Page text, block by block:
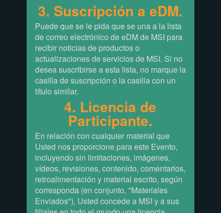
3. Suscripción a eDM.
Puede que se le pida que se una a la lista
de correo electrónico de eDM de MSI para
recibir noticias de productos o
actualizaciones de servicios de MSI. Si no
desea suscribirse a esta lista, no marque la
casilla de suscripción o la casilla con un
título similar.
4. Licencia de
Participante.
En relación con cualquier material que
Usted nos proporcione para este Evento,
incluyendo sin limitaciones, imágenes,
vídeos, revisiones, contenido, comentarios,
retroalimentación y material escrito, según
corresponda (en conjunto, "Materiales
Enviados"), Usted concede a MSI y a sus